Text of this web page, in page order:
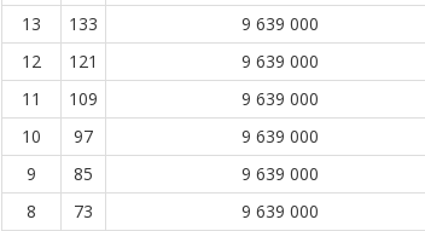
13
133
9 639 000
12
121
9 639 000
11
109
9 639 000
10
97
9 639 000
9
85
9 639 000
8
73
9 639 000